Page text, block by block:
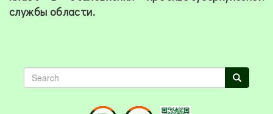
службы области.
Search Search